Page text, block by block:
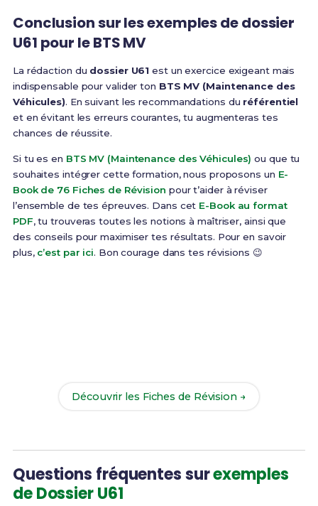
Conclusion sur les exemples de dossier
U61 pour le BTS MV
La rédaction du dossier U61 est un exercice exigeant mais
indispensable pour valider ton BTS MV (Maintenance des
Véhicules). En suivant les recommandations du référentiel
et en évitant les erreurs courantes, tu augmenteras tes
chances de réussite.
Si tu es en BTS MV (Maintenance des Véhicules) ou que tu
souhaites intégrer cette formation, nous proposons un E-
Book de 76 Fiches de Révision pour t’aider à réviser
l’ensemble de tes épreuves. Dans cet E-Book au format
PDF, tu trouveras toutes les notions à maîtriser, ainsi que
des conseils pour maximiser tes résultats. Pour en savoir
plus, c’est par ici. Bon courage dans tes révisions 😉
Découvrir les Fiches de Révision →
Questions fréquentes surexemples
de Dossier U61